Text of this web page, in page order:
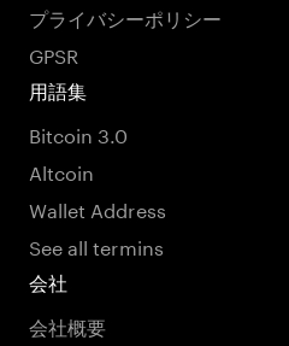
プライバシーポリシー
GPSR
用語集
Bitcoin 3.0
Altcoin
Wallet Address
See all termins
会社
会社概要